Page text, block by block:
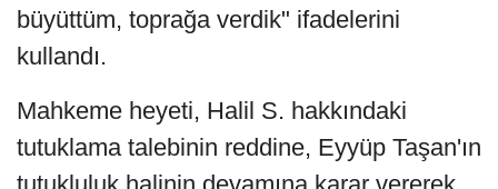
büyüttüm, toprağa verdik" ifadelerini
kullandı.
Mahkeme heyeti, Halil S. hakkındaki
tutuklama talebinin reddine, Eyyüp Taşan'ın